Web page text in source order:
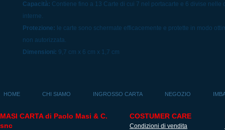
Capacità: Contiene fino a 13 Carte di cui 7 nel portacarte e 6 divise nelle
interne.
Protezione: le carte sono schermate efficacemente e protette in modo
non autorizzata.
Dimensioni: 9,7 cm x 6 cm x 1,7 cm
HOME CHI SIAMO INGROSSO CARTA NEGOZIO
MASI CARTA di Paolo Masi & C.
snc
COSTUMER CARE
Condizioni di vendita